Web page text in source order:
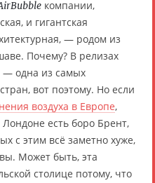
компании,
и гигантская
— родом из
Почему? В релизах
— одна из самых
вот поэтому. Но если
воздуха в Европе,
есть боро Брент,
с этим всё заметно хуже,
Может быть, эта
столице потому, что